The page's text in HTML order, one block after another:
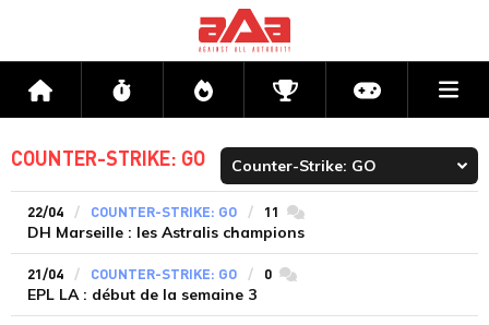
Accueil Flux Directs CompétitionsActu jeux
COUNTER-STRIKE: GO
22/04 COUNTER-STRIKE: GO 11 commentaires
DH Marseille : les Astralis champions
21/04 COUNTER-STRIKE: GO 0 commentaires
EPL LA : début de la semaine 3